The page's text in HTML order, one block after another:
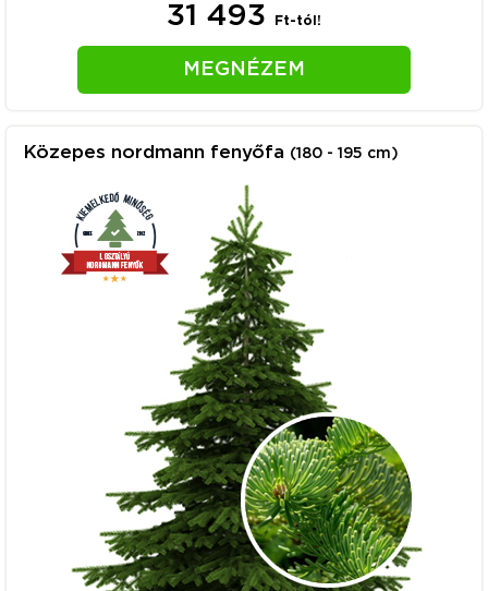
31 493 Ft-tól!
MEGNÉZEM
Közepes nordmann fenyőfa (180 - 195 cm)